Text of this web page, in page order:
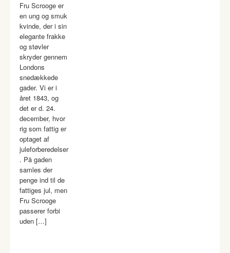
Fru Scrooge er
en ung og smuk
kvinde, der i sin
elegante frakke
og støvler
skryder gennem
Londons
snedækkede
gader. Vi er i
året 1843, og
det er d. 24.
december, hvor
rig som fattig er
optaget af
juleforberedelser
. På gaden
samles der
penge ind til de
fattiges jul, men
Fru Scrooge
passerer forbi
uden […]